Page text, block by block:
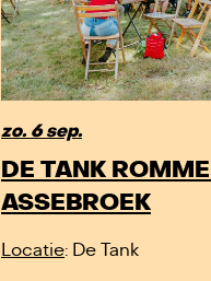
zo. 6 sep.
DE TANK
ASSEBROEK
Locatie: De Tank